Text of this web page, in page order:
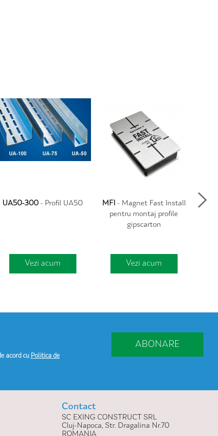
UA50-300 - Profil UA50
Vezi acum
MFI - Magnet Fast Install
pentru montaj profile
gipscarton
Vezi acum
acord cu Politica de
ABONARE
Contact
SC EXING CONSTRUCT SRL
Cluj-Napoca, Str. Dragalina Nr.70
ROMANIA